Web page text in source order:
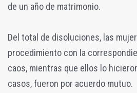
de un año de matrimonio.
Del total de disoluciones, las
procedimiento con la
caos, mientras que ellos lo
casos, fueron por acuerdo mutuo.